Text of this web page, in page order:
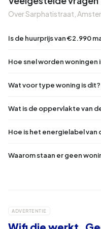
Over Sarphatistraat,
Is de huurprijs van €2.990
Hoe snel worden woningen
Wat voor type woning is dit?
Wat is de oppervlakte van
Hoe is het energielabel van
Waarom staan er geen
ADVERTENTIE